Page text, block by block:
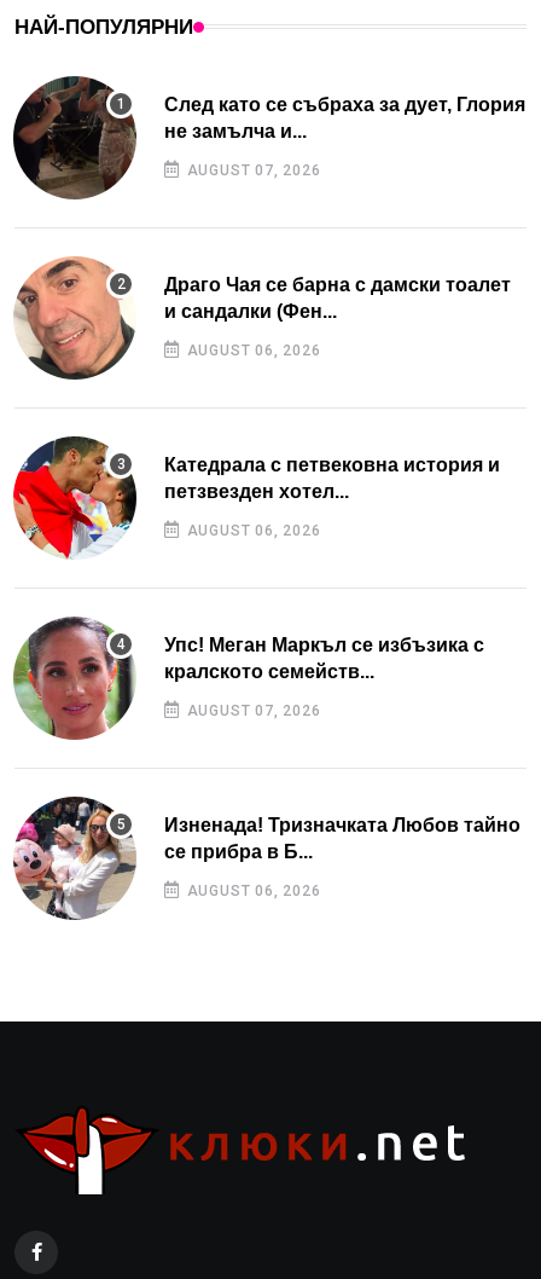
НАЙ-ПОПУЛЯРНИ
След като се събраха за дует, Глория
не замълча и...
AUGUST 07, 2026
Драго Чая се барна с дамски тоалет
и сандалки (Фен...
AUGUST 06, 2026
Катедрала с петвековна история и
петзвезден хотел...
AUGUST 06, 2026
Упс! Меган Маркъл се избъзика с
кралското семейств...
AUGUST 07, 2026
Изненада! Тризначката Любов тайно
се прибра в Б...
AUGUST 06, 2026